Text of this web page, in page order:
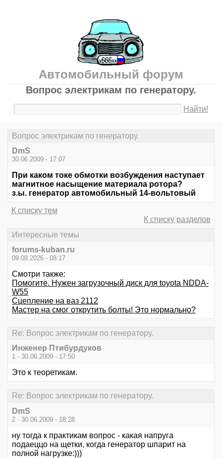
Автомобильный форум
Вопрос электрикам по генератору.
Найти!
Вопрос электрикам по генератору.
DmS
30.06.2009 - 17:07
При каком токе обмотки возбуждения наступает
магнитное насыщение материала ротора?
з.ы. генератор автомобильный 14-вольтовый
К списку тем
К списку разделов
Интересные темы
forums-kuban.ru
09.08.2026 - 08:17
Смотри также:
Помогите. Нужен загрузочный диск для toyota NDDA-
W55
Сцепление на ваз 2112
Мастер на смог открутить болты! Это нормально?
Re: Вопрос электрикам по генератору.
Инженер Птибурдуков
1 - 30.06.2009 - 17:50
Это к теоретикам.
Re: Вопрос электрикам по генератору.
DmS
2 - 30.06.2009 - 18:28
ну тогда к практикам вопрос - какая напруга
подаеццо на щетки, когда генератор шпарит на
полной нагрузке:)))